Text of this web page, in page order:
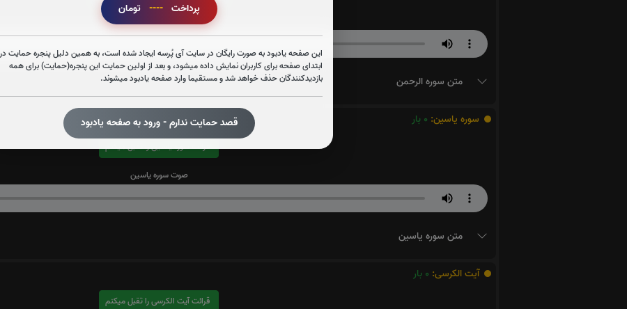
پرداخت ---- تومان
این صفحه یادبود به صورت رایگان در سایت آی پُرسه ایجاد شده است، به همین دلیل پنجره حمایت در
ابتدای صفحه برای کاربران نمایش داده میشود، و بعد از اولین حمایت این پنجره(حمایت) برای همه
بازدیدکنندگان حذف خواهد شد و مستقیما وارد صفحه یادبود میشوند.
قصد حمایت ندارم - ورود به صفحه یادبود
متن سوره الرحمن
سوره یاسین: 0 بار
قرائت سوره یاسین را تقبل میکنم
صوت سوره یاسین
متن سوره یاسین
آیت الکرسی: 0 بار
قرائت آیت الکرسی را تقبل میکنم